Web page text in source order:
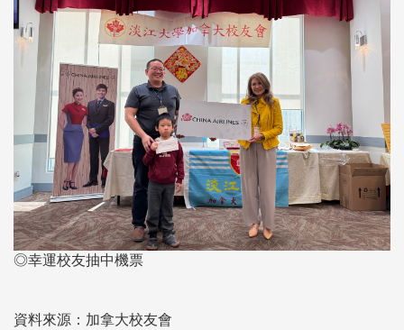
◎幸運校友抽中機票
資料來源：加拿大校友會